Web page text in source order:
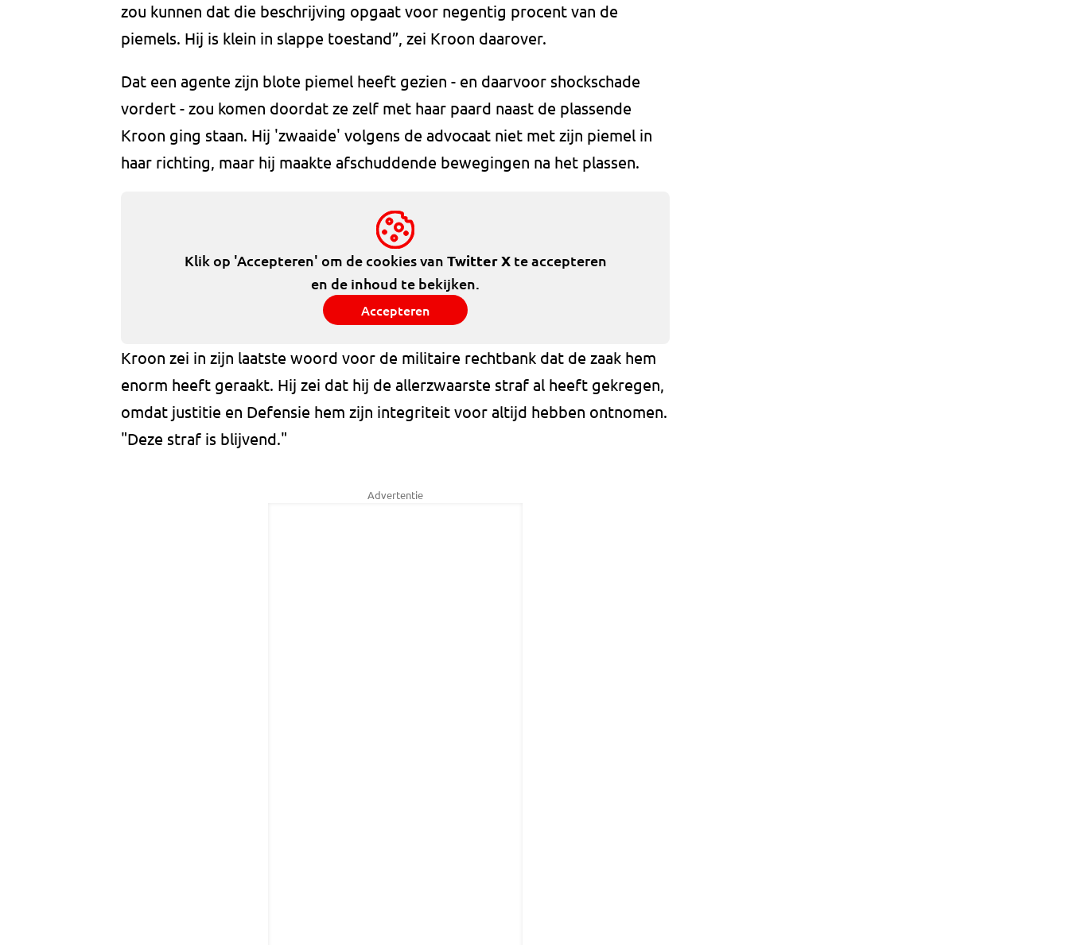
zou kunnen dat die beschrijving opgaat voor negentig procent van de
piemels. Hij is klein in slappe toestand”, zei Kroon daarover.
Dat een agente zijn blote piemel heeft gezien - en daarvoor shockschade
vordert - zou komen doordat ze zelf met haar paard naast de plassende
Kroon ging staan. Hij 'zwaaide' volgens de advocaat niet met zijn piemel in
haar richting, maar hij maakte afschuddende bewegingen na het plassen.
Klik op 'Accepteren' om de cookies van Twitter Xte accepteren
en de inhoud te bekijken.
Accepteren
Kroon zei in zijn laatste woord voor de militaire rechtbank dat de zaak hem
enorm heeft geraakt. Hij zei dat hij de allerzwaarste straf al heeft gekregen,
omdat justitie en Defensie hem zijn integriteit voor altijd hebben ontnomen.
"Deze straf is blijvend."
Advertentie